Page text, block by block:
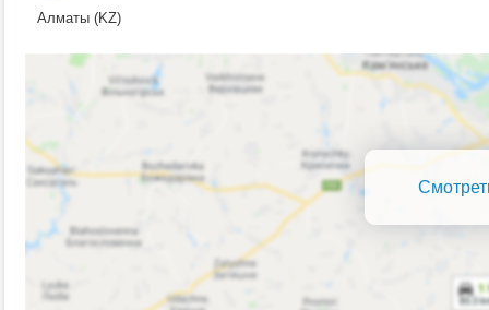
Алматы (KZ)